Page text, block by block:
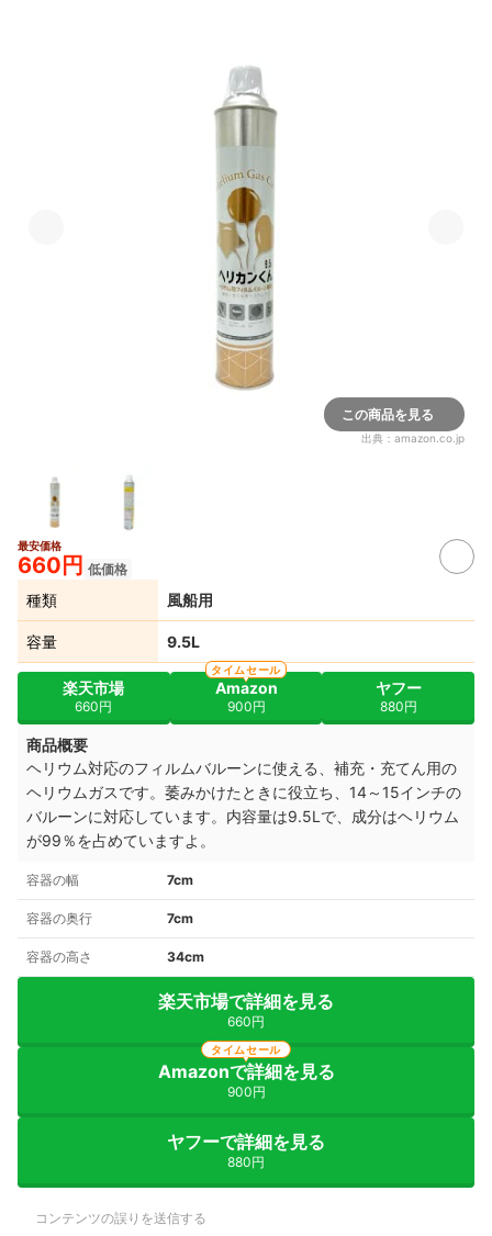
この商品を見る
出典： amazon.co.jp
最安価格
660円 低価格
種類 風船用
容量 9.5L
楽天市場
660円
Amazon
900円
タイムセール
ヤフー
880円
商品概要
ヘリウム対応のフィルムバルーンに使える、補充・充てん用の
ヘリウムガスです。萎みかけたときに役立ち、14～15インチの
バルーンに対応しています。内容量は9.5Lで、成分はヘリウム
が99％を占めていますよ。
容器の幅 7cm
容器の奥行 7cm
容器の高さ 34cm
楽天市場で詳細を見る
660円
Amazonで詳細を見る
900円
タイムセール
ヤフーで詳細を見る
880円
コンテンツの誤りを送信する